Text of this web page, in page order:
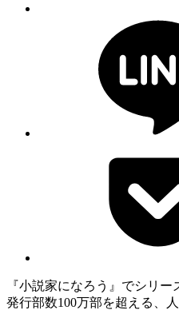
『小説家になろう』でシリ
発行部数100万部を超える、